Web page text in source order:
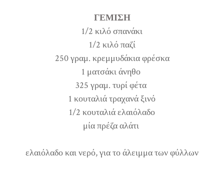
ΓΕΜΙΣΗ
1/2 κιλό σπανάκι
1/2 κιλό παζί
250 γραμ. κρεμμυδάκια φρέσκα
1 ματσάκι άνηθο
325 γραμ. τυρί φέτα
1 κουταλιά τραχανά ξινό
1/2 κουταλιά ελαιόλαδο
μία πρέζα αλάτι
ελαιόλαδο και νερό, για το άλειμμα των φύλλων